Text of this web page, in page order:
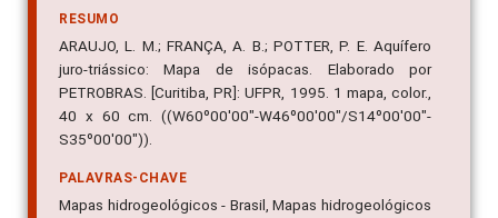
RESUMO
ARAUJO, L. M.; FRANÇA, A. B.; POTTER, P. E. Aquífero
juro-triássico: Mapa de isópacas. Elaborado por
PETROBRAS. [Curitiba, PR]: UFPR, 1995. 1 mapa, color.,
40 x 60 cm. ((W60º00'00"-W46º00'00"/S14º00'00"-
S35º00'00")).
PALAVRAS-CHAVE
Mapas hidrogeológicos - Brasil, Mapas hidrogeológicos